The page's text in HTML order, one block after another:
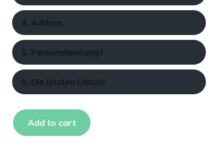
4. Addons
5. Personalisierung?
6. Die letzten Details
Add to cart